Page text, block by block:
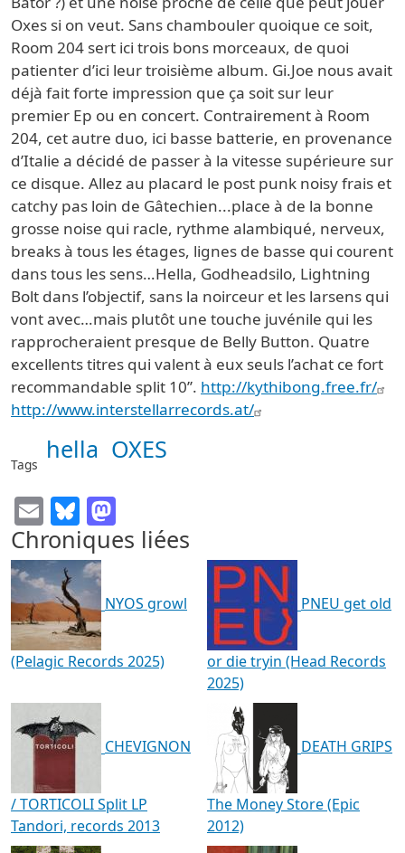
Oxes si on veut. Sans chambouler quoique ce soit,
Room 204 sert ici trois bons morceaux, de quoi
patienter d’ici leur troisième album. Gi.Joe nous avait
déjà fait forte impression que ça soit sur leur
premier Ep ou en concert. Contrairement à Room
204, cet autre duo, ici basse batterie, en provenance
d’Italie a décidé de passer à la vitesse supérieure sur
ce disque. Allez au placard le post punk noisy frais et
catchy pas loin de Gâtechien...place à de la bonne
grosse noise qui racle, rythme alambiqué, nerveux,
breaks à tous les étages, lignes de basse qui courent
dans tous les sens…Hella, Godheadsilo, Lightning
Bolt dans l’objectif, sans la noirceur et les larsens qui
vont avec…mais plutôt une touche juvénile qui les
rapprocheraient presque de Belly Button. Quatre
excellents titres qui valent à eux seuls l’achat ce fort
recommandable split 10’’. http://kythibong.free.fr/
http://www.interstellarrecords.at/
Tags
hella OXES
EmailBluesky
Chroniques liées
NYOS growl
(Pelagic Records 2025)
PNEU get old
or die tryin (Head Records
2025)
CHEVIGNON
/ TORTICOLI Split LP
Tandori, records 2013
DEATH GRIPS
The Money Store (Epic
2012)